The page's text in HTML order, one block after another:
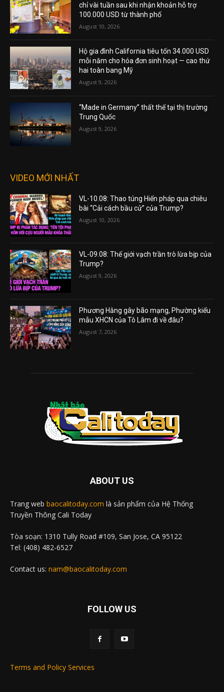
chỉ vài tuần sau khi nhận khoản hỗ trợ
100.000 USD từ thành phố
August 10, 2026
Hộ gia đình California tiêu tốn 34.000 USD
mỗi năm cho hóa đơn sinh hoạt — cao thứ
hai toàn bang Mỹ
August 9, 2026
“Made in Germany” thất thế tại thị trường
Trung Quốc
August 9, 2026
VIDEO MỚI NHẤT
VL-10.08: Thao túng Hiến pháp qua chiêu
bài “Cải cách bầu cử” của Trump?
August 10, 2026
VL-09.08: Thế giới vạch trần trò lừa bịp của
Trump?
August 9, 2026
Phương Hằng gây bão mạng, Phường kiểu
mẫu XHCN của Tô Lâm đi về đâu?
August 7, 2026
ABOUT US
Trang web baocalitoday.com là sản phẩm của Hệ Thống
Truyền Thông Cali Today
Tòa soạn: 1310 Tully Road #109, San Jose, CA 95122
Tel: (408) 482-6527
Contact us: nam@baocalitoday.com
FOLLOW US
Terms and Policy Services